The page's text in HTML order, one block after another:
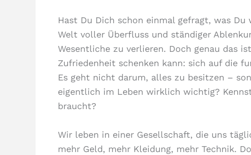
Hast Du Dich schon einmal gefragt, was Du
Welt voller Überfluss und ständiger
Wesentliche zu verlieren. Doch genau das
Zufriedenheit schenken kann: sich auf die
Es geht nicht darum, alles zu besitzen –
eigentlich im Leben wirklich wichtig?
braucht?
Wir leben in einer Gesellschaft, die uns
mehr Geld, mehr Kleidung, mehr Technik.